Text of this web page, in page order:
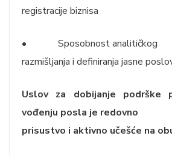
registracije biznisa
• Sposobnost analitičkog
razmišljanja i definiranja jasne
Uslov za dobijanje podrške
vođenju posla je redovno
prisustvo i aktivno učešće na